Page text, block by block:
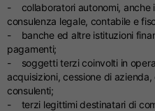
- collaboratori autonomi, anche
consulenza legale, contabile e
- banche ed altre istituzioni
pagamenti;
- soggetti terzi coinvolti in
acquisizioni, cessione di
consulenti;
- terzi legittimi destinatari di